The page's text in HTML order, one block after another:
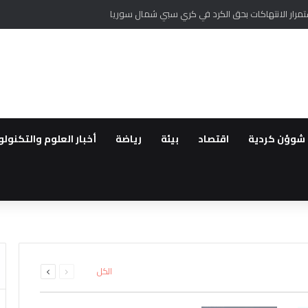
الانتهاكات بحق الكرد في كري سبي شمال سوريا
شوؤن كردية اقتصاد بيئة رياضة أخبار العلوم
..مهجروا سري كانية
لأهالي عفرين
الأملاك…استمرار
الحفر العشوائي للآبار في
عدد ساعات
في سوريا هي الاسوء
الكل الصفحةالصفحة